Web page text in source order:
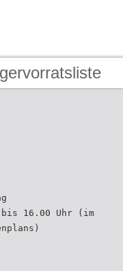
bis 16.00 Uhr (im